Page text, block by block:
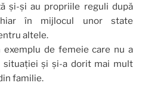
și-și au propriile reguli după
în mijlocul unor state
altele.
exemplu de femeie care nu a
situației și și-a dorit mai mult
familie.